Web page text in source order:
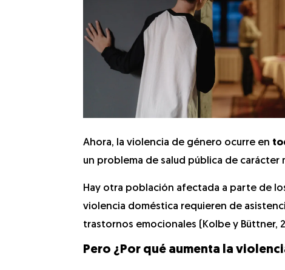
Ahora, la violencia de género ocurre en
un problema de salud pública de carácter
Hay otra población afectada a parte de
violencia doméstica requieren de
trastornos emocionales (Kolbe y Büttner,
Pero ¿Por qué aumenta la